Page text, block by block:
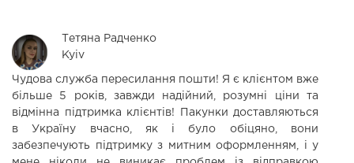
Тетяна Радченко
Kyiv
Чудова служба пересилання пошти! Я є клієнтом вже
більше 5 років, завжди надійний, розумні ціни та
відмінна підтримка клієнтів! Пакунки доставляються
в Україну вчасно, як і було обіцяно, вони
забезпечують підтримку з митним оформленням, і у